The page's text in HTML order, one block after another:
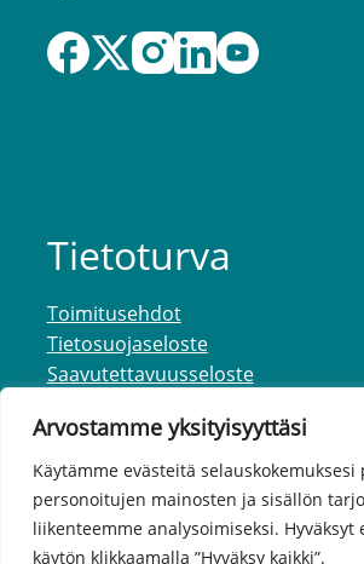
Arvostamme yksityisyyttäsi
Käytämme evästeitä
personoitujen mainosten ja sisällön
liikenteemme analysoimiseksi. Hyväksyt
käytön klikkaamalla ”Hyväksy kaikki”.
Tietoturva
Toimitusehdot
Tietosuojaseloste
Saavutettavuusseloste